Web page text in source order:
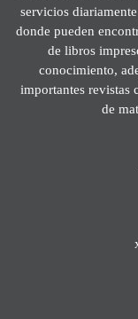
servicios
donde pueden
de libros
conocimiento,
importantes revistas
de